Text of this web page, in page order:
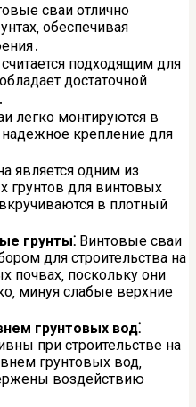
сваи отлично
обеспечивая
считается подходящим для
достаточной
легко монтируются в
надежное крепление для
является одним из
грунтов для винтовых
в плотный
грунты⁚ Винтовые сваи
для строительства на
почвах‚ поскольку они
минуя слабые верхние
грунтовых вод⁚
при строительстве на
грунтовых вод‚
воздействию